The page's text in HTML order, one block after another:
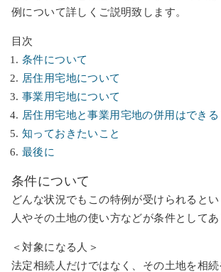
例について詳しくご説明致します。
目次
条件について
居住用宅地について
事業用宅地について
居住用宅地と事業用宅地の併用はできる
知っておきたいこと
最後に
条件について
どんな状況でもこの特例が受けられるとい
人やその土地の使い方などが条件としてあ
＜対象になる人＞
法定相続人だけではなく、その土地を相